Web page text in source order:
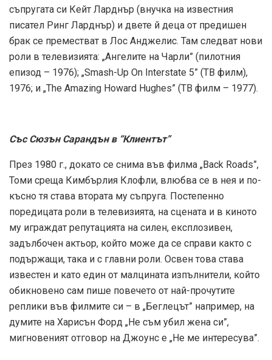
съпругата си Кейт Ларднър (внучка на известния
писател Ринг Ларднър) и двете й деца от предишен
брак се преместват в Лос Анджелис. Там следват нови
роли в телевизията: „Ангелите на Чарли” (пилотния
епизод – 1976); „Smash-Up On Interstate 5” (ТВ филм),
1976; и „The Amazing Howard Hughes” (ТВ филм – 1977).
Със Сюзън Сарандън в “Клиентът”
През 1980 г., докато се снима във филма „Back Roads”,
Томи среща Кимбърлия Клофли, влюбва се в нея и по-
късно тя става втората му съпруга. Постепенно
поредицата роли в телевизията, на сцената и в киното
му играждат репутацията на силен, експлозивен,
задълбочен актьор, който може да се справи както с
подържащи, така и с главни роли. Освен това става
известен и като един от малцината изпълнители, който
обикновено сам пише повечето от най-прочутите
реплики във филмите си – в „Беглецът” например, на
думите на Харисън Форд „Не съм убил жена си”,
мигновеният отговор на Джоунс е „Не ме интересува”.